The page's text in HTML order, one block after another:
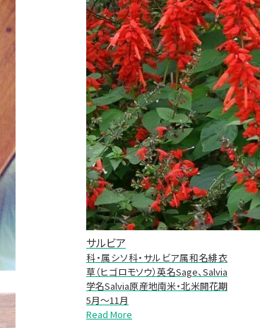
サルビア
科・属シソ科・サルビア属和名緋衣
草（ヒゴロモソウ）英名Sage、Salvia
学名Salvia原産地南米・北米開花期
5月～11月
Read More